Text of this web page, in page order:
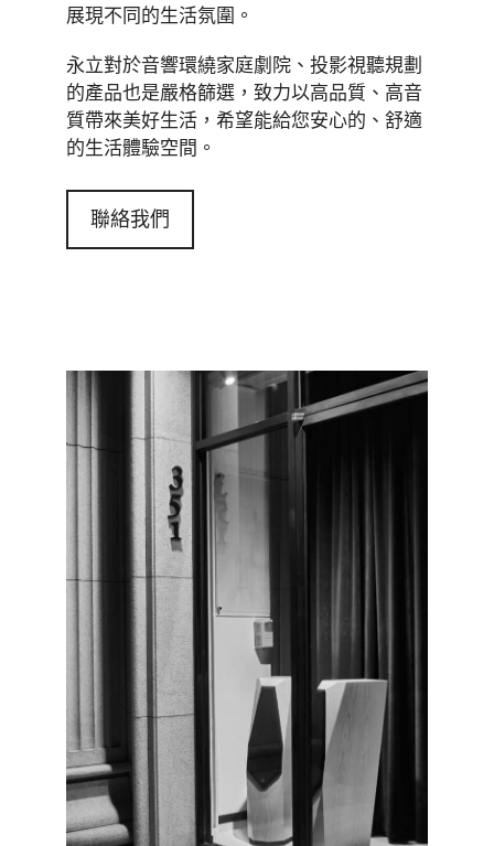
展現不同的生活氛圍。
永立對於音響環繞家庭劇院、投影視聽規劃
的產品也是嚴格篩選，致力以高品質、高音
質帶來美好生活，希望能給您安心的、舒適
的生活體驗空間。
聯絡我們